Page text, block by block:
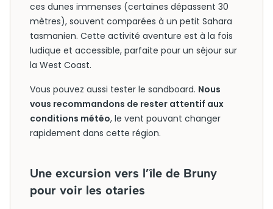
ces dunes immenses (certaines dépassent 30
mètres), souvent comparées à un petit Sahara
tasmanien. Cette activité aventure est à la fois
ludique et accessible, parfaite pour un séjour sur
la West Coast.
Vous pouvez aussi tester le sandboard. Nous
vous recommandons de rester attentif aux
conditions météo, le vent pouvant changer
rapidement dans cette région.
Une excursion vers l’île de Bruny
pour voir les otaries